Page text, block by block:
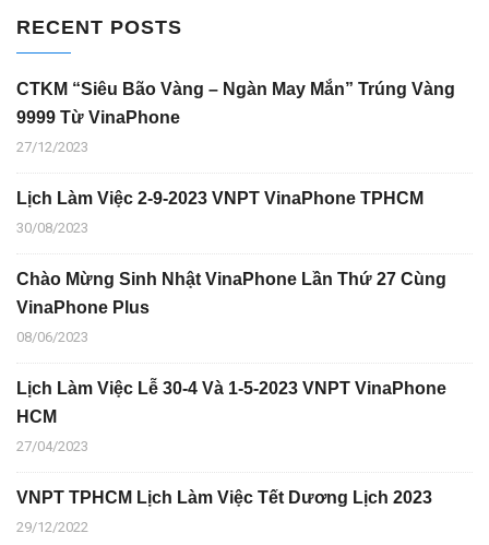
RECENT POSTS
CTKM “Siêu Bão Vàng – Ngàn May Mắn” Trúng Vàng
9999 Từ VinaPhone
27/12/2023
Lịch Làm Việc 2-9-2023 VNPT VinaPhone TPHCM
30/08/2023
Chào Mừng Sinh Nhật VinaPhone Lần Thứ 27 Cùng
VinaPhone Plus
08/06/2023
Lịch Làm Việc Lễ 30-4 Và 1-5-2023 VNPT VinaPhone
HCM
27/04/2023
VNPT TPHCM Lịch Làm Việc Tết Dương Lịch 2023
29/12/2022